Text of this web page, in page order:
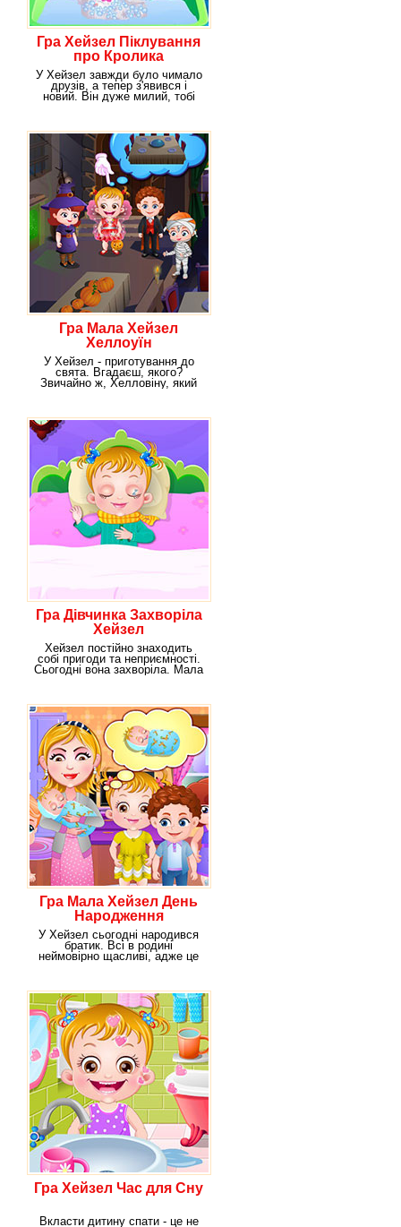
Гра Хейзел Піклування
про Кролика
У Хейзел завжди було чимало
друзів, а тепер з'явився і
новий. Він дуже милий, тобі
Гра Мала Хейзел
Хеллоуїн
У Хейзел - приготування до
свята. Вгадаєш, якого?
Звичайно ж, Хелловіну, який
Гра Дівчинка Захворіла
Хейзел
Хейзел постійно знаходить
собі пригоди та неприємності.
Сьогодні вона захворіла. Мала
Гра Мала Хейзел День
Народження
У Хейзел сьогодні народився
братик. Всі в родині
неймовірно щасливі, адже це
Гра Хейзел Час для Сну
Вкласти дитину спати - це не